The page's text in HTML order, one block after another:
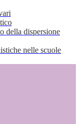
della dispersione
nelle scuole